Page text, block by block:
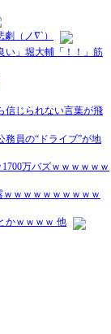
（ノ∇`）
」堀大輔「！！」筋
信じられない言葉が飛
員の“ドライブ”が地
万バズｗｗｗｗｗｗ
ｗｗｗｗｗｗｗｗｗ
かｗｗｗｗ 他